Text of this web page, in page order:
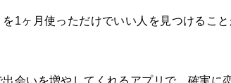
1ヶ月使っただけでいい人を見つけるこ
会いを増やしてくれるアプリで、確実に